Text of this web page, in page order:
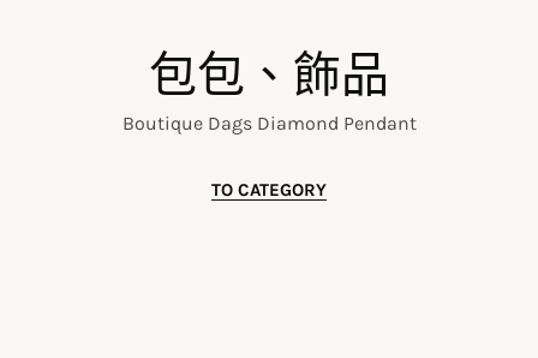
包包、飾品
Boutique Dags Diamond Pendant
TO CATEGORY